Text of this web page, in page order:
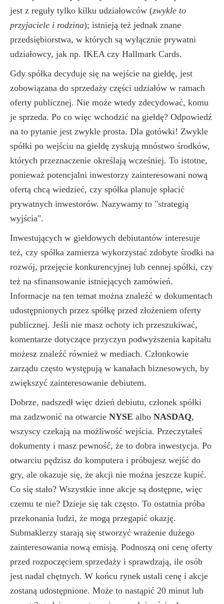
jest z reguły tylko kilku udziałowców (zwykle to
przyjaciele i rodzina); istnieją też jednak znane
przedsiębiorstwa, w których są wyłącznie prywatni
udziałowcy, jak np. IKEA czy Hallmark Cards.
Gdy spółka decyduje się na wejście na giełdę, jest
zobowiązana do sprzedaży części udziałów w ramach
oferty publicznej. Nie może wtedy zdecydować, komu
je sprzeda. Po co więc wchodzić na giełdę? Odpowiedź
na to pytanie jest zwykle prosta. Dla gotówki! Zwykle
spółki po wejściu na giełdę zyskują mnóstwo środków,
których przeznaczenie określają wcześniej. To istotne,
ponieważ potencjalni inwestorzy zainteresowani nową
ofertą chcą wiedzieć, czy spółka planuje spłacić
prywatnych inwestorów. Nazywamy to "strategią
wyjścia".
Inwestujących w giełdowych debiutantów interesuje
też, czy spółka zamierza wykorzystać zdobyte środki na
rozwój, przejęcie konkurencyjnej lub cennej spółki, czy
też na sfinansowanie istniejących zamówień.
Informacje na ten temat można znaleźć w dokumentach
udostępnionych przez spółkę przed złożeniem oferty
publicznej. Jeśli nie masz ochoty ich przeszukiwać,
komentarze dotyczące przyczyn podwyższenia kapitału
możesz znaleźć również w mediach. Członkowie
zarządu często występują w kanałach biznesowych, by
zwiększyć zainteresowanie debiutem.
Dobrze, nadszedł więc dzień debiutu, członek spółki
ma zadzwonić na otwarcie NYSE albo NASDAQ,
wszyscy czekają na możliwość wejścia. Przeczytałeś
dokumenty i masz pewność, że to dobra inwestycja. Po
otwarciu pędzisz do komputera i próbujesz wejść do
gry, ale okazuje się, że akcji nie można jeszcze kupić.
Co się stało? Wszystkie inne akcje są dostępne, więc
czemu te nie? Dzieje się tak często. To ostatnia próba
przekonania ludzi, że mogą przegapić okazję.
Submaklerzy starają się stworzyć wrażenie dużego
zainteresowania nową emisją. Podnoszą oni cenę oferty
przed rozpoczęciem sprzedaży i sprawdzają, ile osób
jest nadal chętnych. W końcu rynek ustali cenę i akcje
zostaną udostępnione. Może to nastąpić 20 minut lub